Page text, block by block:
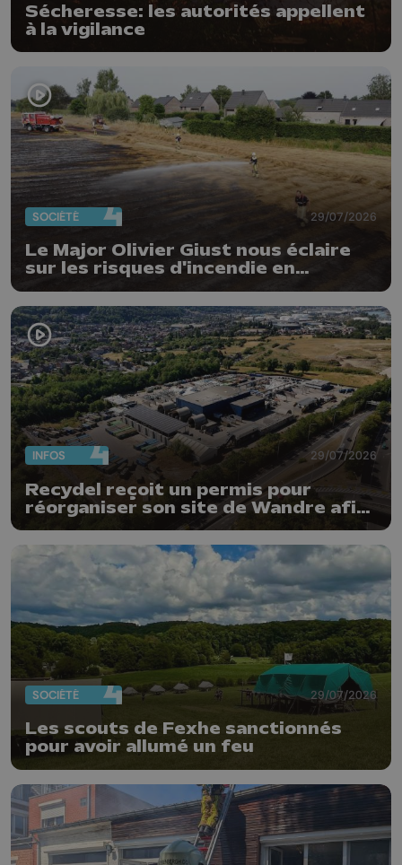
Sécheresse: les autorités appellent
à la vigilance
SOCIÉTÉ 29/07/2026
Le Major Olivier Giust nous éclaire
sur les risques d'incendie en
Gironde ne pourrait pas avoir lieu
chez nous"
INFOS 29/07/2026
Recydel reçoit un permis pour
réorganiser son site de Wandre afin
de prévenir le risque d'incendie
SOCIÉTÉ 29/07/2026
Les scouts de Fexhe sanctionnés
pour avoir allumé un feu